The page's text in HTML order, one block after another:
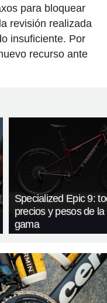
para bloquear
revisión realizada
insuficiente. Por
recurso ante
Specialized Epic 9:
precios y pesos de
gama